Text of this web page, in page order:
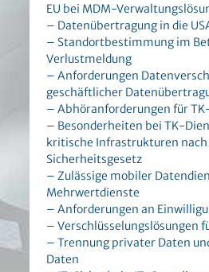
EU bei MDM-
– Datenübertragung in die
– Standortbestimmung im
Verlustmeldung
– Anforderungen
geschäftlicher
– Abhöranforderungen für
– Besonderheiten bei TK-
kritische Infrastrukturen
Sicherheitsgesetz
– Zulässige mobiler
Mehrwertdienste
– Anforderungen an
– Verschlüsselungslösungen
– Trennung privater Daten
Daten